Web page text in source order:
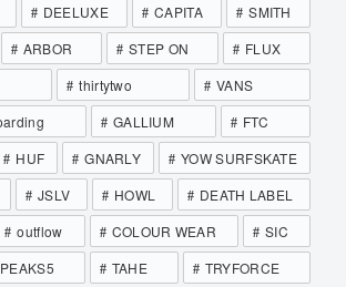
DEELUXE CAPITA
SMITH
ARBOR STEP ON
FLUX
thirtytwo
VANS
GALLIUM
FTC
HUF GNARLY
YOW SURFSKATE
JSLV HOWL
DEATH LABEL
outflow COLOUR WEAR
SIC
PEAKS5 TAHE
TRYFORCE